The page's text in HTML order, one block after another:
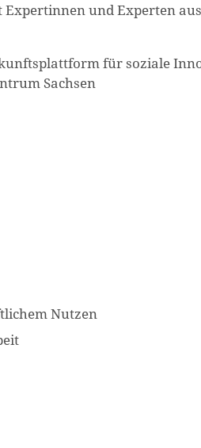
und Experten
für soziale
Sachsen
Nutzen